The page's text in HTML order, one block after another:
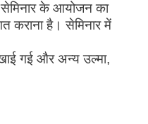
के आयोजन का
कराना है। सेमिनार में
गई और अन्य उल्मा,